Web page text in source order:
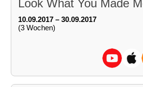
Look What You Made
10.09.2017 – 30.09.2017
(3 Wochen)